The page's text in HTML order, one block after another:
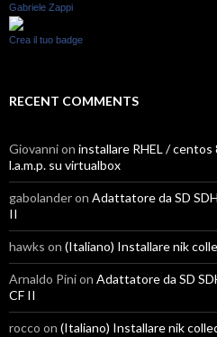
Gabriele Zappi
Crea il tuo badge
RECENT COMMENTS
Giovannion installare RHEL / centos
l.a.m.p. su virtualbox
gabolanderon Adattatore da SD
II
hawks on (Italiano) Installare nik
Arnaldo Pinion Adattatore da SD
CF II
rocco on (Italiano) Installare nik